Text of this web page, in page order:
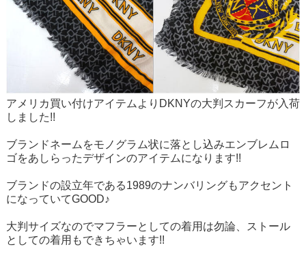
アメリカ買い付けアイテムよりDKNYの大判スカーフが入荷
しました!!
ブランドネームをモノグラム状に落とし込みエンブレムロ
ゴをあしらったデザインのアイテムになります!!
ブランドの設立年である1989のナンバリングもアクセント
になっていてGOOD♪
大判サイズなのでマフラーとしての着用は勿論、ストール
としての着用もできちゃいます!!